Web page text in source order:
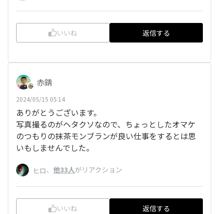
いいね 返信する
赤錆
2024/05/15 05:14
ありがとうございます。
写真撮るのがヘタクソなので、ちょっとしたオマケ
のつもりの抹茶モンブランが良い仕事をするとは思
いもしませんでした。
ヒロ、 他33人がリアクション
いいね 返信する